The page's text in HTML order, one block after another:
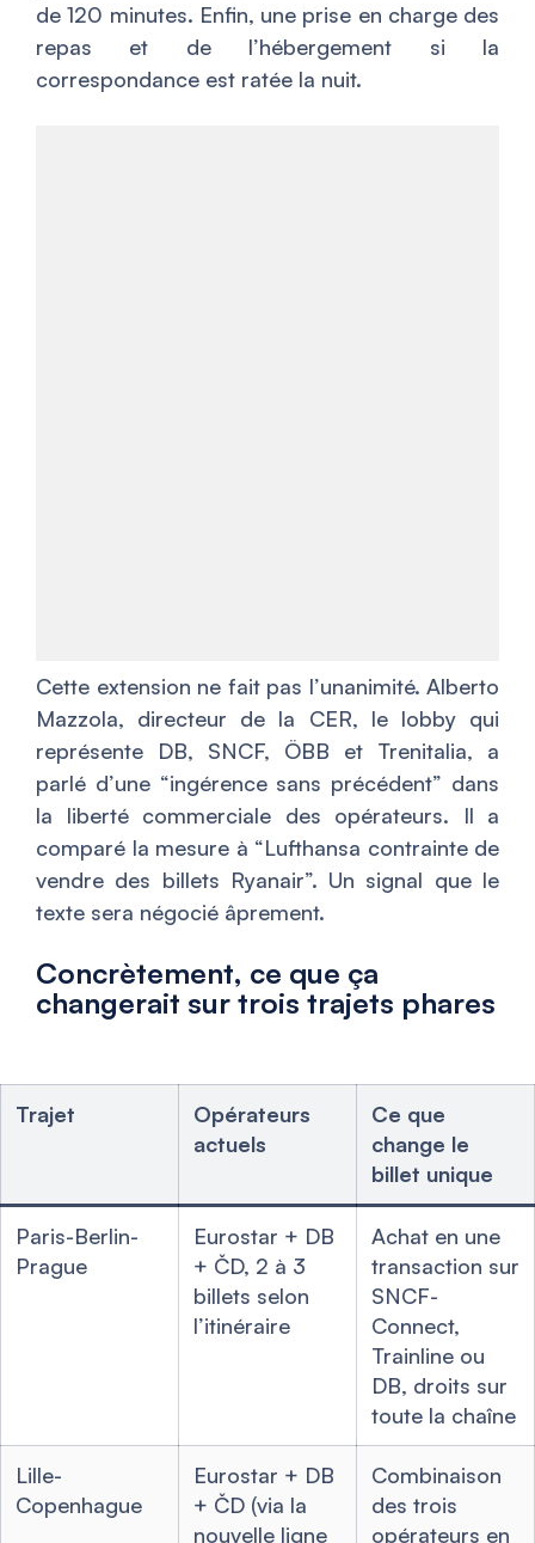
de 120 minutes. Enfin, une prise en charge des
repas et de l’hébergement si la
correspondance est ratée la nuit.
Cette extension ne fait pas l’unanimité. Alberto
Mazzola, directeur de la CER, le lobby qui
représente DB, SNCF, ÖBB et Trenitalia, a
parlé d’une “ingérence sans précédent” dans
la liberté commerciale des opérateurs. Il a
comparé la mesure à “Lufthansa contrainte de
vendre des billets Ryanair”. Un signal que le
texte sera négocié âprement.
Concrètement, ce que ça
changerait sur trois trajets phares
Trajet
Opérateurs
actuels
Ce que
change le
billet unique
Paris-Berlin-
Prague
Eurostar + DB
+ ČD, 2 à 3
billets selon
l’itinéraire
Achat en une
transaction sur
SNCF-
Connect,
Trainline ou
DB, droits sur
toute la chaîne
Lille-
Copenhague
Eurostar + DB
+ ČD (via la
nouvelle ligne
Combinaison
des trois
opérateurs en